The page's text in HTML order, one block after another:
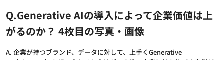
Q.Generative AIの導入によって企業価値は上
がるのか？ 4枚目の写真・画像
A. 企業が持つブランド、データに対して、上手くGenerative